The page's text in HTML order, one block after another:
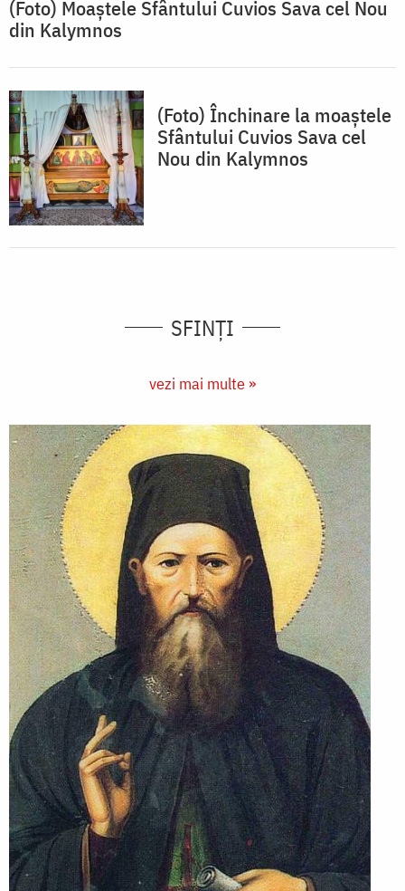
(Foto) Moaștele Sfântului Cuvios Sava cel Nou
din Kalymnos
(Foto) Închinare la moaștele
Sfântului Cuvios Sava cel
Nou din Kalymnos
SFINȚI
vezi mai multe »